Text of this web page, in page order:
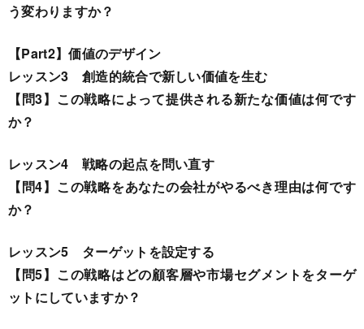
う変わりますか？
【Part2】価値のデザイン
レッスン3 創造的統合で新しい価値を生む
【問3】この戦略によって提供される新たな価値は何です
か？
レッスン4 戦略の起点を問い直す
【問4】この戦略をあなたの会社がやるべき理由は何です
か？
レッスン5 ターゲットを設定する
【問5】この戦略はどの顧客層や市場セグメントをターゲ
ットにしていますか？